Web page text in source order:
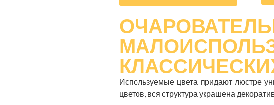
Используемые цвета придают люстре
цветов, вся структура украшена